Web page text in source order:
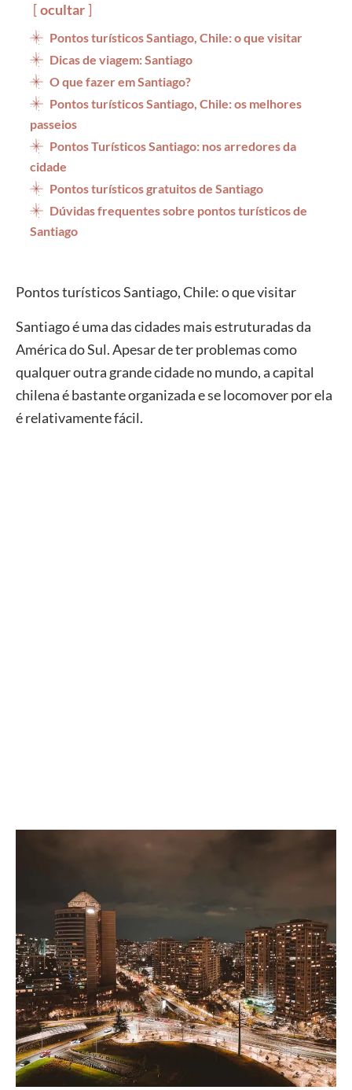
ocultar
Pontos turísticos Santiago, Chile: o que visitar
Dicas de viagem: Santiago
O que fazer em Santiago?
Pontos turísticos Santiago, Chile: os melhores
passeios
Pontos Turísticos Santiago: nos arredores da
cidade
Pontos turísticos gratuitos de Santiago
Dúvidas frequentes sobre pontos turísticos de
Santiago
Pontos turísticos Santiago, Chile: o que visitar
Santiago é uma das cidades mais estruturadas da
América do Sul. Apesar de ter problemas como
qualquer outra grande cidade no mundo, a capital
chilena é bastante organizada e se locomover por ela
é relativamente fácil.